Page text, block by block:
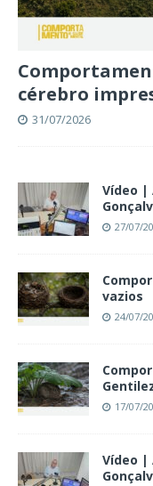
cérebro
31/07/2026
Vídeo |
27/07/
vazios
24/07/
17/07/
Vídeo |